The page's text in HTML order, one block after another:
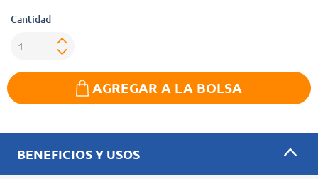
Cantidad
AGREGAR A LA BOLSA
BENEFICIOS Y USOS